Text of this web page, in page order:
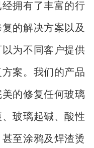
拥有了丰富的行
的解决方案以及
为不同客户提供
案。我们的产品
的修复任何玻璃
玻璃起碱、酸性
至涂鸦及焊渣烫